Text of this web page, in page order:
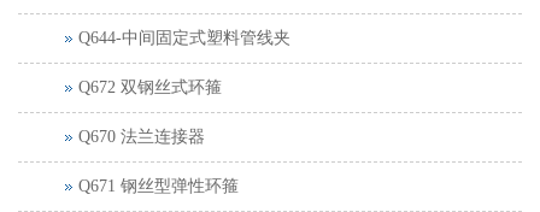
Q644-中间固定式塑料管线夹
Q672 双钢丝式环箍
Q670 法兰连接器
Q671 钢丝型弹性环箍